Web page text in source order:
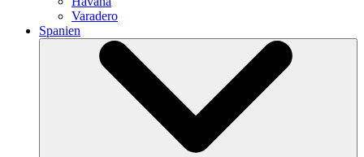
Varadero
Spanien